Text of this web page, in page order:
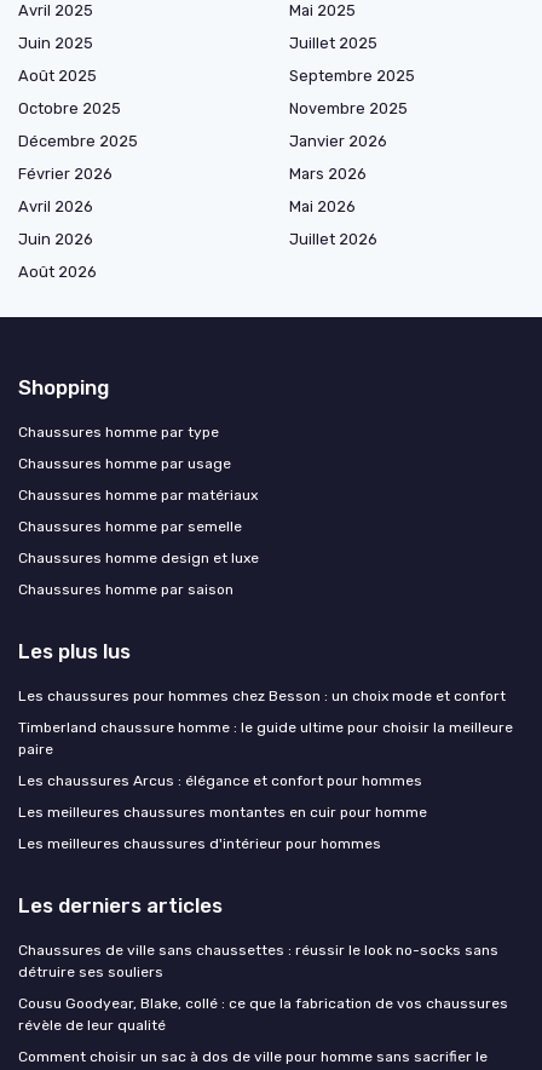
Avril 2025
Mai 2025
Juin 2025
Juillet 2025
Août 2025
Septembre 2025
Octobre 2025
Novembre 2025
Décembre 2025
Janvier 2026
Février 2026
Mars 2026
Avril 2026
Mai 2026
Juin 2026
Juillet 2026
Août 2026
Shopping
Chaussures homme par type
Chaussures homme par usage
Chaussures homme par matériaux
Chaussures homme par semelle
Chaussures homme design et luxe
Chaussures homme par saison
Les plus lus
Les chaussures pour hommes chez Besson : un choix mode et confort
Timberland chaussure homme : le guide ultime pour choisir la meilleure
paire
Les chaussures Arcus : élégance et confort pour hommes
Les meilleures chaussures montantes en cuir pour homme
Les meilleures chaussures d'intérieur pour hommes
Les derniers articles
Chaussures de ville sans chaussettes : réussir le look no-socks sans
détruire ses souliers
Cousu Goodyear, Blake, collé : ce que la fabrication de vos chaussures
révèle de leur qualité
Comment choisir un sac à dos de ville pour homme sans sacrifier le